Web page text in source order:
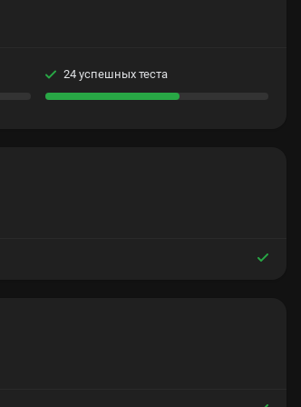
24 успешных теста